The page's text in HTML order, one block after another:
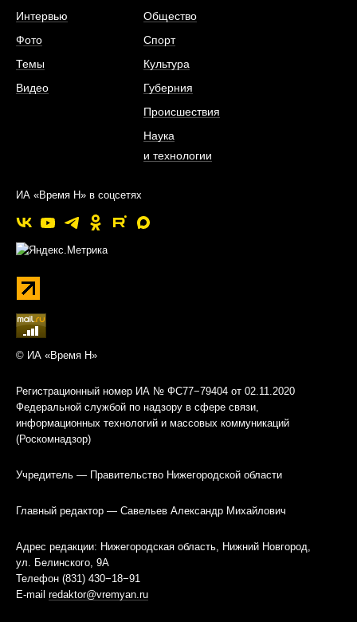
Интервью
Фото
Темы
Видео
Общество
Спорт
Культура
Губерния
Происшествия
Наука
и технологии
ИА «Время Н» в соцсетях
© ИА «Время Н»
Регистрационный номер ИА № ФС77−79404 от 02.11.2020
Федеральной службой по надзору в сфере связи,
информационных технологий и массовых коммуникаций
(Роскомнадзор)
Учредитель — Правительство Нижегородской области
Главный редактор — Савельев Александр Михайлович
Адрес редакции: Нижегородская область, Нижний Новгород,
ул. Белинского, 9А
Телефон (831) 430−18−91
E-mail redaktor@vremyan.ru